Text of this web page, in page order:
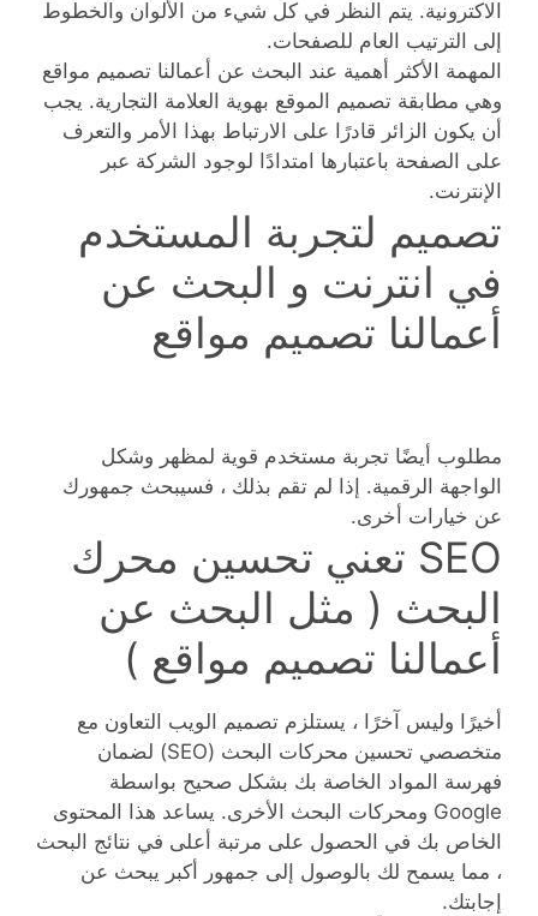
الاكترونية. يتم النظر في كل شيء من الألوان والخطوط
إلى الترتيب العام للصفحات.
المهمة الأكثر أهمية عند البحث عن أعمالنا تصميم مواقع
وهي مطابقة تصميم الموقع بهوية العلامة التجارية. يجب
أن يكون الزائر قادرًا على الارتباط بهذا الأمر والتعرف
على الصفحة باعتبارها امتدادًا لوجود الشركة عبر
الإنترنت.
تصميم لتجربة المستخدم
في انترنت و البحث عن
أعمالنا تصميم مواقع
مطلوب أيضًا تجربة مستخدم قوية لمظهر وشكل
الواجهة الرقمية. إذا لم تقم بذلك ، فسيبحث جمهورك
عن خيارات أخرى.
SEO تعني تحسين محرك
البحث ( مثل البحث عن
أعمالنا تصميم مواقع )
أخيرًا وليس آخرًا ، يستلزم تصميم الويب التعاون مع
متخصصي تحسين محركات البحث (SEO) لضمان
فهرسة المواد الخاصة بك بشكل صحيح بواسطة
Google ومحركات البحث الأخرى. يساعد هذا المحتوى
الخاص بك في الحصول على مرتبة أعلى في نتائج البحث
، مما يسمح لك بالوصول إلى جمهور أكبر يبحث عن
إجابتك.